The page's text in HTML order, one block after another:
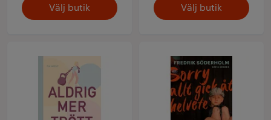
Välj butik Välj butik